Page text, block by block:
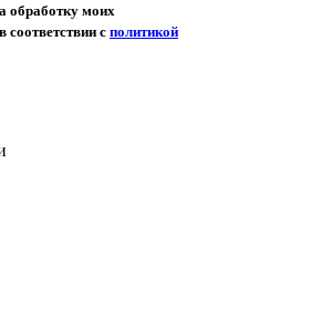
обработку моих
с политикой